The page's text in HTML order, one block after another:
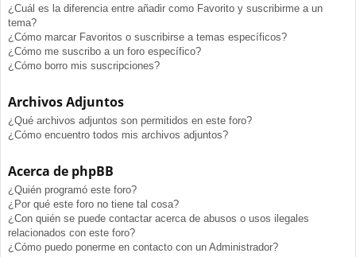
¿Cuál es la diferencia entre añadir como Favorito y suscribirme a un
tema?
¿Cómo marcar Favoritos o suscribirse a temas específicos?
¿Cómo me suscribo a un foro específico?
¿Cómo borro mis suscripciones?
Archivos Adjuntos
¿Qué archivos adjuntos son permitidos en este foro?
¿Cómo encuentro todos mis archivos adjuntos?
Acerca de phpBB
¿Quién programó este foro?
¿Por qué este foro no tiene tal cosa?
¿Con quién se puede contactar acerca de abusos o usos ilegales
relacionados con este foro?
¿Cómo puedo ponerme en contacto con un Administrador?